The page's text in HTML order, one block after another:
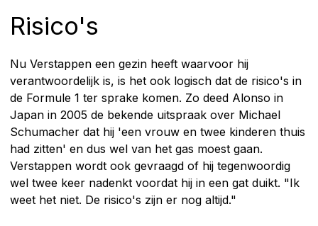
Risico's
Nu Verstappen een gezin heeft waarvoor hij
verantwoordelijk is, is het ook logisch dat de risico's in
de Formule 1 ter sprake komen. Zo deed Alonso in
Japan in 2005 de bekende uitspraak over Michael
Schumacher dat hij 'een vrouw en twee kinderen thuis
had zitten' en dus wel van het gas moest gaan.
Verstappen wordt ook gevraagd of hij tegenwoordig
wel twee keer nadenkt voordat hij in een gat duikt. "Ik
weet het niet. De risico's zijn er nog altijd."